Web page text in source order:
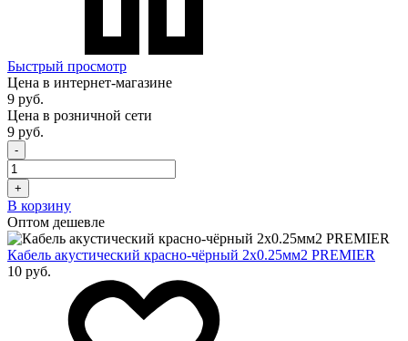
Быстрый просмотр
Цена в интернет-магазине
9 руб.
Цена в розничной сети
9 руб.
-
+
В корзину
Оптом дешевле
Кабель акустический красно-чёрный 2х0.25мм2 PREMIER
10 руб.